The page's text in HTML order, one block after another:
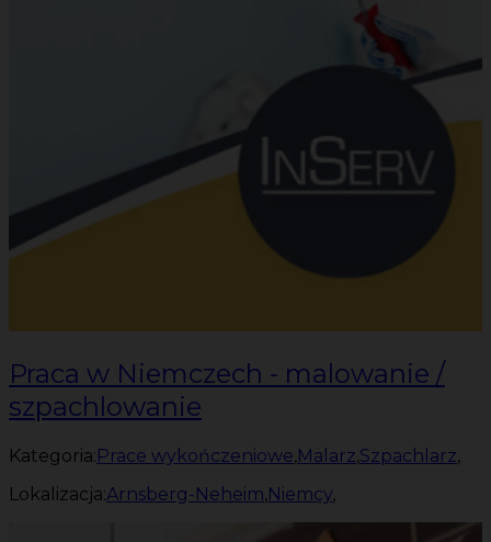
Praca w Niemczech - malowanie /
szpachlowanie
Kategoria: Prace wykończeniowe,Malarz,Szpachlarz,
Lokalizacja:Arnsberg-Neheim,Niemcy,